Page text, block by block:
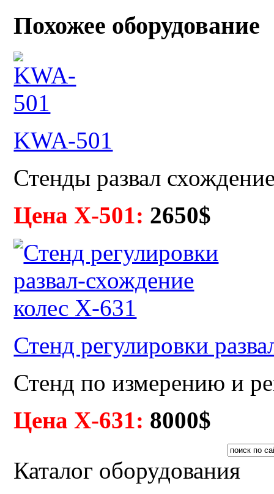
Похожее оборудование
KWA-501
Стенды развал
Цена X-501: 2650$
Стенд регулировки
Стенд по измерению и
Цена X-631: 8000$
Каталог оборудования